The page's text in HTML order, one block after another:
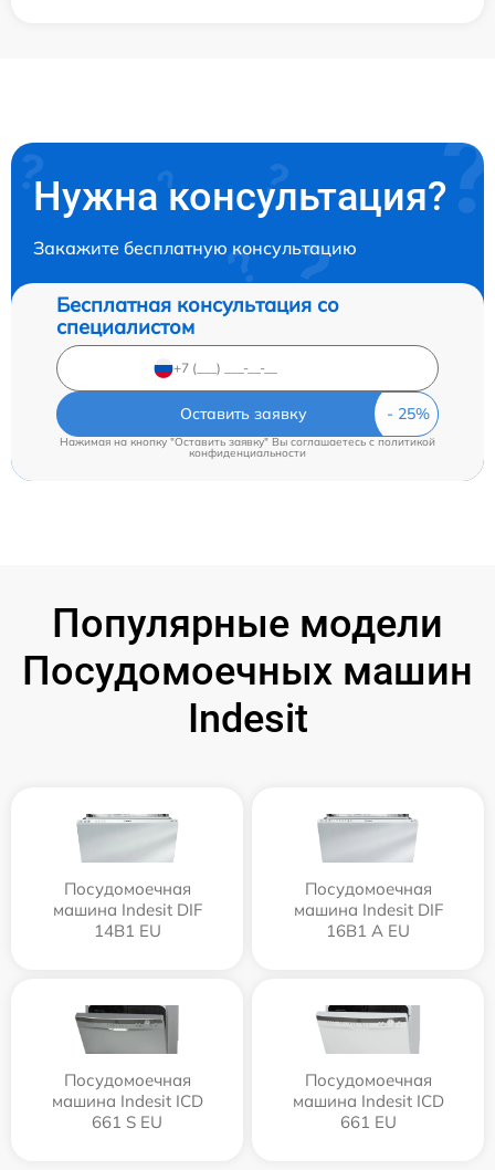
Нужна консультация?
Закажите бесплатную консультацию
Бесплатная консультация со
специалистом
Оставить заявку
Нажимая на кнопку "Оставить заявку" Вы соглашаетесь cполитикой
конфиденциальности
Популярные модели
Посудомоечных машин
Indesit
Посудомоечная
машина Indesit DIF
14B1 EU
Посудомоечная
машина Indesit DIF
16B1 A EU
Посудомоечная
машина Indesit ICD
661 S EU
Посудомоечная
машина Indesit ICD
661 EU